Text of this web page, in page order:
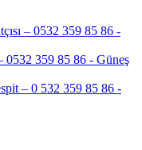
– 0532 359 85 86 -
0532 359 85 86 - Güneş
– 0 532 359 85 86 -